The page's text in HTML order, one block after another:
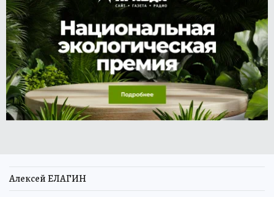
Алексей ЕЛАГИН